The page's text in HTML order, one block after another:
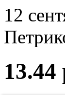
12
13.44